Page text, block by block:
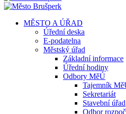
MĚSTO A ÚŘAD
Úřední deska
E-podatelna
Městský úřad
Základní informace
Úřední hodiny
Odbory MěÚ
Tajemník
Sekretariát
Stavební úřad
Odbor